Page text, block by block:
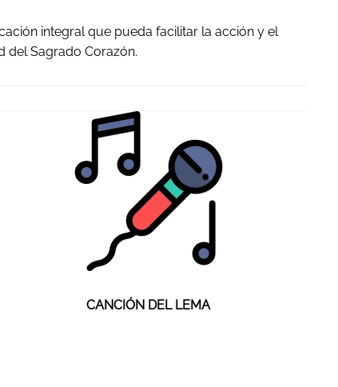
integral que pueda facilitar la acción y el
del Sagrado Corazón.
CANCIÓN DEL LEMA